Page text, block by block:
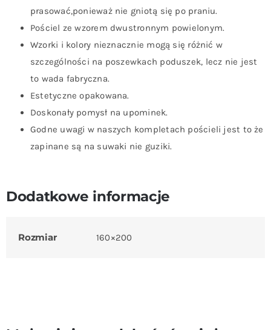
prasować,ponieważ nie gniotą się po praniu.
Pościel ze wzorem dwustronnym powielonym.
Wzorki i kolory nieznacznie mogą się różnić w
szczególności na poszewkach poduszek, lecz nie jest
to wada fabryczna.
Estetyczne opakowana.
Doskonały pomysł na upominek.
Godne uwagi w naszych kompletach pościeli jest to że
zapinane są na suwaki nie guziki.
Dodatkowe informacje
Rozmiar 160×200